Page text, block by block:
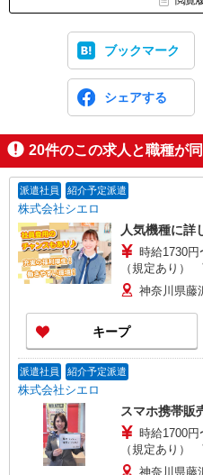
ブックマーク
シェアする
20件のこの求人と職種が
派遣社員 紹介予定派遣
株式会社シエロ
人気機種に詳
時給1730
（規定あり） ゜+゜・。○。・゜+゜・。○。・゜
+゜ 入社祝い金10万
頂くと, インセンテ
い・週払い可
+゜・。○。・゜
神奈川県藤
キープ
派遣社員 紹介予定派遣
株式会社シエロ
スマホ携帯販
時給1700
（規定あり） ゜+゜・。○。・゜+゜・。○。・゜
+゜ 入社祝い金10万
神奈川県藤